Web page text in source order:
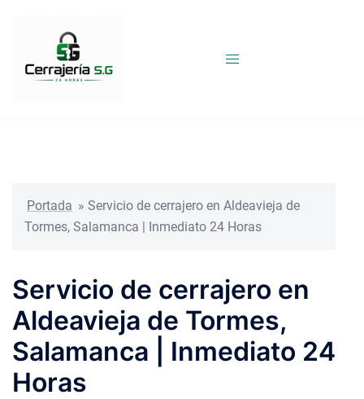
Portada » Servicio de cerrajero en Aldeavieja de
Tormes, Salamanca | Inmediato 24 Horas
Servicio de cerrajero en
Aldeavieja de Tormes,
Salamanca | Inmediato 24
Horas